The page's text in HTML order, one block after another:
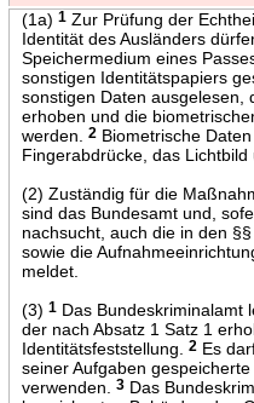
(1a) 1Zur Prüfung der
Identität des Ausländers
Speichermedium eines
sonstigen Identitätspapiers
sonstigen Daten ausgelesen,
erhoben und die
werden.
2Biometrische
Fingerabdrücke, das Lichtbild
(2) Zuständig für die
sind das Bundesamt und,
nachsucht, auch die in den
sowie die
meldet.
(3) 1Das Bundeskriminalamt
der nach Absatz 1 Satz 1
Identitätsfeststellung.
2Es
seiner Aufgaben
verwenden.
3Das